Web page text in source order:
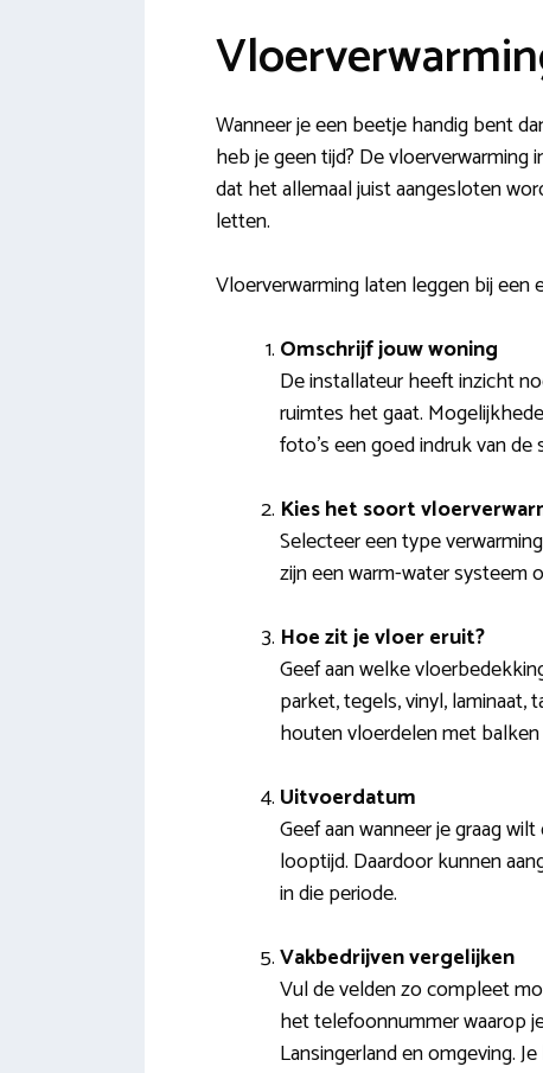
Wanneer je een beetje handig bent
heb je geen tijd? De
dat het allemaal juist aangesloten
letten.
Vloerverwarming laten leggen bij een
Omschrijf jouw woning
De installateur heeft inzicht
ruimtes het gaat.
foto’s een goed indruk van de
Kies het soort
Selecteer een type
zijn een warm-water systeem
Hoe zit je vloer eruit?
Geef aan welke
parket, tegels, vinyl, laminaat,
houten vloerdelen met
Uitvoerdatum
Geef aan wanneer je graag
looptijd. Daardoor kunnen
in die periode.
Vakbedrijven vergelijken
Vul de velden zo compleet
het telefoonnummer waarop
Lansingerland en omgeving.